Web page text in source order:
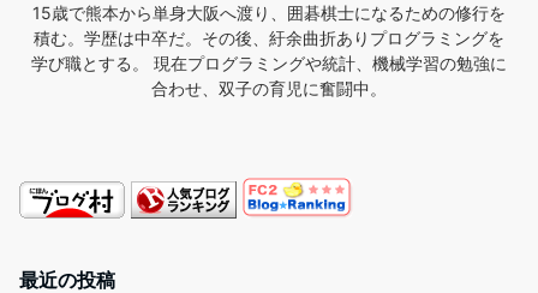
15歳で熊本から単身大阪へ渡り、囲碁棋士になるための修行を
積む。学歴は中卒だ。その後、紆余曲折ありプログラミングを
学び職とする。 現在プログラミングや統計、機械学習の勉強に
合わせ、双子の育児に奮闘中。
最近の投稿